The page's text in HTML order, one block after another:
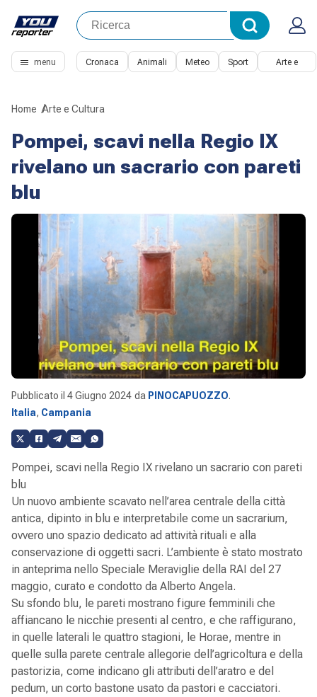
menu Cronaca Animali Meteo Sport Arte e
Home Arte e Cultura
Pompei, scavi nella Regio IX
rivelano un sacrario con pareti
blu
Pubblicato il 4 Giugno 2024 da PINOCAPUOZZO.
Italia, Campania
Pompei, scavi nella Regio IX rivelano un sacrario con pareti
blu
Un nuovo ambiente scavato nell’area centrale della città
antica, dipinto in blu e interpretabile come un sacrarium,
ovvero uno spazio dedicato ad attività rituali e alla
conservazione di oggetti sacri. L’ambiente è stato mostrato
in anteprima nello Speciale Meraviglie della RAI del 27
maggio, curato e condotto da Alberto Angela.
Su sfondo blu, le pareti mostrano figure femminili che
affiancano le nicchie presenti al centro, e che raffigurano,
in quelle laterali le quattro stagioni, le Horae, mentre in
quelle sulla parete centrale allegorie dell’agricoltura e della
pastorizia, come indicano gli attributi dell’aratro e del
pedum, un corto bastone usato da pastori e cacciatori.